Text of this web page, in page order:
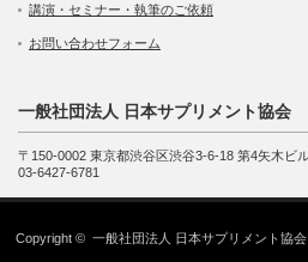
講演・セミナー・執筆のご依頼
お問い合わせフォーム
一般社団法人 日本サプリメント協会
〒150-0002 東京都渋谷区渋谷3-6-18 第4矢木ビ
03-6427-6781
Copyright ©一般社団法人 日本サプリメント協会